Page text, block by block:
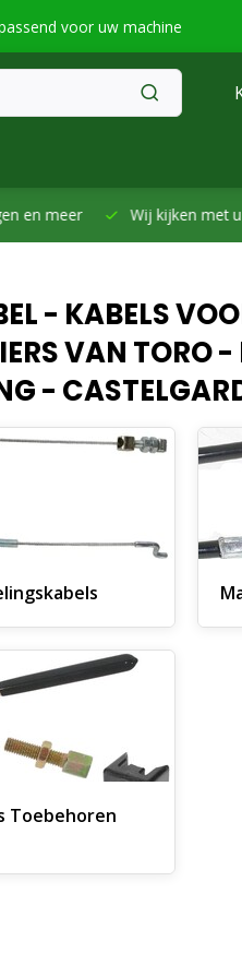
voor uw machine
Wij kijken met u mee -
- KABELS
VAN
-
Toebehoren